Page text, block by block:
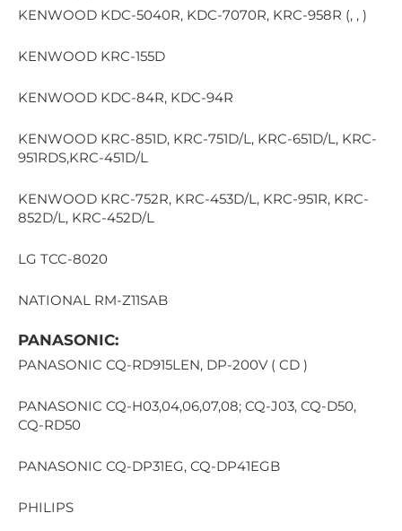
KENWOOD KDC-5040R, KDC-7070R, KRC-958R (, , )
KENWOOD KRC-155D
KENWOOD KDC-84R, KDC-94R
KENWOOD KRC-851D, KRC-751D/L, KRC-651D/L, KRC-
951RDS,KRC-451D/L
KENWOOD KRC-752R, KRC-453D/L, KRC-951R, KRC-
852D/L, KRC-452D/L
LG TCC-8020
NATIONAL RM-Z11SAB
PANASONIC:
PANASONIC CQ-RD915LEN, DP-200V ( CD )
PANASONIC CQ-H03,04,06,07,08; CQ-J03, CQ-D50,
CQ-RD50
PANASONIC CQ-DP31EG, CQ-DP41EGB
PHILIPS